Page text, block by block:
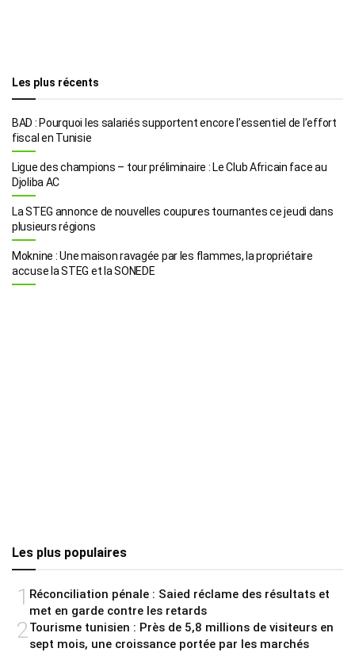
Les plus récents
BAD : Pourquoi les salariés supportent encore l’essentiel de l’effort
fiscal en Tunisie
Ligue des champions – tour préliminaire : Le Club Africain face au
Djoliba AC
La STEG annonce de nouvelles coupures tournantes ce jeudi dans
plusieurs régions
Moknine : Une maison ravagée par les flammes, la propriétaire
accuse la STEG et la SONEDE
Les plus populaires
1 Réconciliation pénale : Saied réclame des résultats et
met en garde contre les retards
2 Tourisme tunisien : Près de 5,8 millions de visiteurs en
sept mois, une croissance portée par les marchés